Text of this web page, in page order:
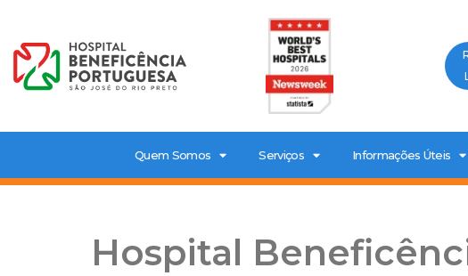
Quem Somos Serviços Informações Úteis
Hospital